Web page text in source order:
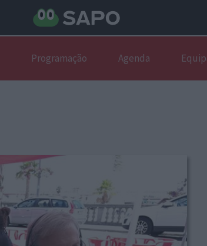
Programação Agenda